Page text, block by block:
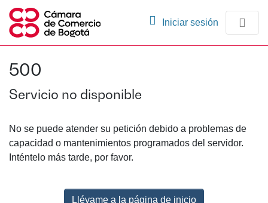
Iniciar sesión (current)
500
Servicio no disponible
No se puede atender su petición debido a problemas de
capacidad o mantenimientos programados del servidor.
Inténtelo más tarde, por favor.
Llévame a la página de inicio